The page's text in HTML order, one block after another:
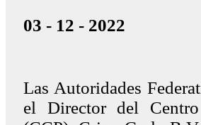
03 - 12 - 2022
Las Autoridades
el Director del